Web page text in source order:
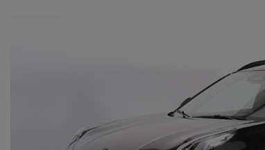
Volvo EC40
Volvo ES90